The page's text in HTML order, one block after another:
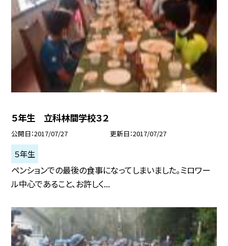
５年生 立科林間学校３２
公開日 2017/07/27 更新日 2017/07/27
５年生
ペンションでの最後の食事になってしまいました。ミロワー
ル中心であること、お許しく...